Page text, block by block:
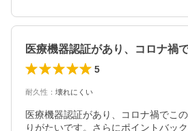
5
耐久性 ： 壊れにくい
医療機器認証があり、コロナ禍でこ
りがたいです。さらにポイントバッ